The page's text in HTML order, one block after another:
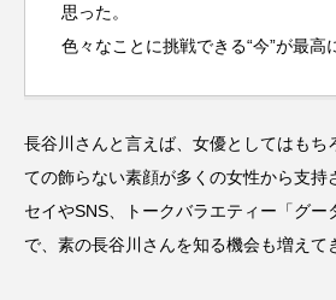
思った。
色々なことに挑戦できる“今”が最高
長谷川さんと言えば、女優としてはもち
ての飾らない素顔が多くの女性から支持
セイやSNS、トークバラエティー「グー
で、素の長谷川さんを知る機会も増えて